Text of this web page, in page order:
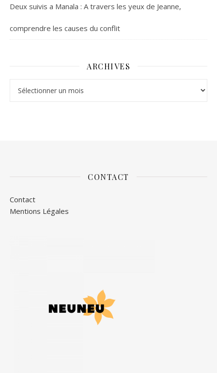
Deux suivis a Manala : A travers les yeux de Jeanne,
comprendre les causes du conflit
ARCHIVES
CONTACT
Contact
Mentions Légales